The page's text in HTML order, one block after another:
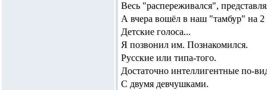
Весь "распереживался",
А вчера вошёл в наш "тамбур" на 2
Детские голоса...
Я позвонил им. Познакомился.
Русские или типа-того.
Достаточно интеллигентные по-
С двумя девчушками.